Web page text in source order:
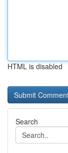
HTML is disabled
Search